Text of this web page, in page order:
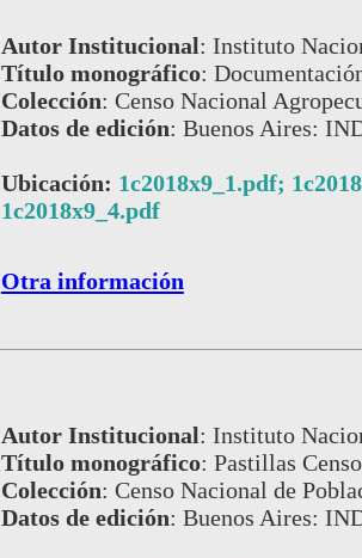
Autor Institucional: Instituto
Título monográfico:
Colección: Censo Nacional
Datos de edición: Buenos Aires:
Ubicación: 1c2018x9_1.pdf;
1c2018x9_4.pdf
Otra información
Autor Institucional: Instituto
Título monográfico: Pastillas
Colección: Censo Nacional de
Datos de edición: Buenos Aires: